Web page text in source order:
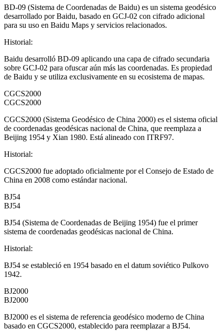
BD-09 (Sistema de Coordenadas de Baidu) es un sistema geodésico
desarrollado por Baidu, basado en GCJ-02 con cifrado adicional
para su uso en Baidu Maps y servicios relacionados.
Historial:
Baidu desarrolló BD-09 aplicando una capa de cifrado secundaria
sobre GCJ-02 para ofuscar aún más las coordenadas. Es propiedad
de Baidu y se utiliza exclusivamente en su ecosistema de mapas.
CGCS2000
CGCS2000
CGCS2000 (Sistema Geodésico de China 2000) es el sistema oficial
de coordenadas geodésicas nacional de China, que reemplaza a
Beijing 1954 y Xian 1980. Está alineado con ITRF97.
Historial:
CGCS2000 fue adoptado oficialmente por el Consejo de Estado de
China en 2008 como estándar nacional.
BJ54
BJ54
BJ54 (Sistema de Coordenadas de Beijing 1954) fue el primer
sistema de coordenadas geodésicas nacional de China.
Historial:
BJ54 se estableció en 1954 basado en el datum soviético Pulkovo
1942.
BJ2000
BJ2000
BJ2000 es el sistema de referencia geodésico moderno de China
basado en CGCS2000, establecido para reemplazar a BJ54.